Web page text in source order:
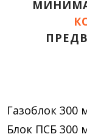
Газоблок 300
Блок ПСБ 300